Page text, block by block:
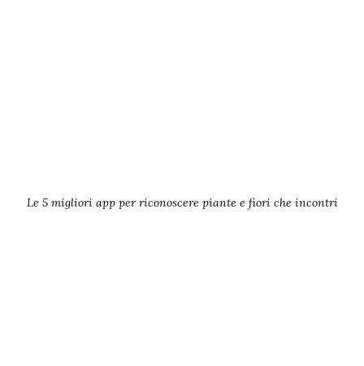
Le 5 migliori app per riconoscere piante e fiori che incontri